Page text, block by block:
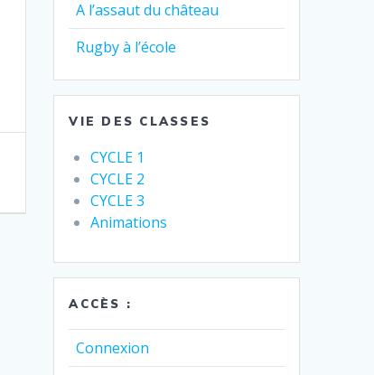
A l’assaut du château
Rugby à l’école
VIE DES CLASSES
CYCLE 1
CYCLE 2
CYCLE 3
Animations
ACCÈS :
Connexion